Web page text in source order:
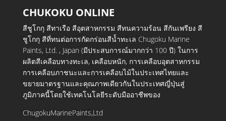
CHUKOKU ONLINE
สีชูโกกุ สีทาเรือ สีอุตสาหกรรม สีทนความร้อน สีกันเพรียง สี
ชูโกกุ สีที่ทนต่อการกัดกร่อนสีน้ำทะเล Chugoku Marine
Paints, Ltd. , Japan (มีประสบการณ์มากกว่า 100 ปี) ในการ
ผลิตสีเคลือบทางทะเล, เคลือบหนัก, การเคลือบอุตสาหกรรม
การเคลือบภาชนะและการเคลือบไม้ในประเทศไทยและ
ขยายมาตรฐานและคุณภาพเดียวกันในประเทศญี่ปุ่นสู่
ภูมิภาคนี้โดยใช้เทคโนโลยีระดับมืออาชีพของ
ChugokuMarinePaints,Ltd